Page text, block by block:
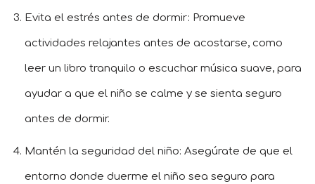
Evita el estrés antes de dormir: Promueve
actividades relajantes antes de acostarse, como
leer un libro tranquilo o escuchar música suave, para
ayudar a que el niño se calme y se sienta seguro
antes de dormir.
Mantén la seguridad del niño: Asegúrate de que el
entorno donde duerme el niño sea seguro para